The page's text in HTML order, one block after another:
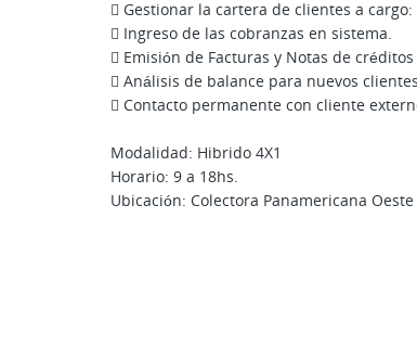
 Gestionar la cartera de clientes a
 Ingreso de las cobranzas en sistema.
 Emisión de Facturas y Notas de
 Análisis de balance para nuevos
 Contacto permanente con cliente
Modalidad: Hibrido 4X1
Horario: 9 a 18hs.
Ubicación: Colectora Panamericana